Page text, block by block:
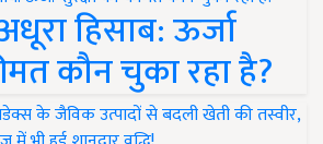
हिसाब: ऊर्जा
कौन चुका रहा है?